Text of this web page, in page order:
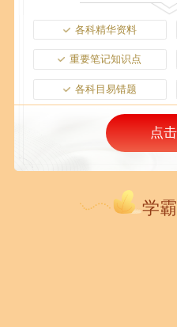
各科精华资料
重要笔记知识点
各科目易错题
点
学